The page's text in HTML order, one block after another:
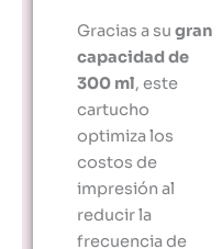
Gracias a su gran
capacidad de
300 ml, este
cartucho
optimiza los
costos de
impresión al
reducir la
frecuencia de